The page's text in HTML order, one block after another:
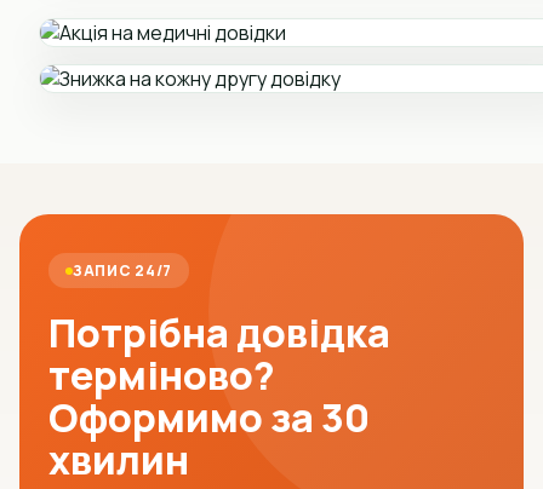
ЗАПИС 24/7
Потрібна довідка
терміново?
Оформимо за 30
хвилин